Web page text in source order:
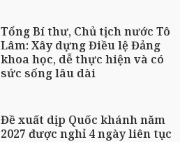
Tổng Bí thư, Chủ tịch nước Tô
Lâm: Xây dựng Điều lệ Đảng
khoa học, dễ thực hiện và có
sức sống lâu dài
Đề xuất dịp Quốc khánh năm
2027 được nghỉ 4 ngày liên tục